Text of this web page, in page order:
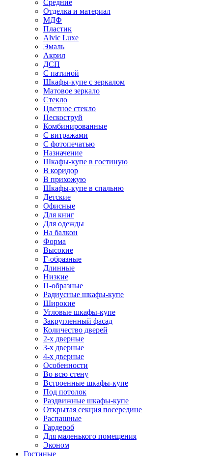
Средние
Отделка и материал
МДФ
Пластик
Alvic Luxe
Эмаль
Акрил
ДСП
С патиной
Шкафы-купе с зеркалом
Матовое зеркало
Стекло
Цветное стекло
Пескоструй
Комбинированные
С витражами
С фотопечатью
Назначение
Шкафы-купе в гостиную
В коридор
В прихожую
Шкафы-купе в спальню
Детские
Офисные
Для книг
Для одежды
На балкон
Форма
Высокие
Г-образные
Длинные
Низкие
П-образные
Радиусные шкафы-купе
Широкие
Угловые шкафы-купе
Закругленный фасад
Количество дверей
2-х дверные
3-х дверные
4-х дверные
Особенности
Во всю стену
Встроенные шкафы-купе
Под потолок
Раздвижные шкафы-купе
Открытая секция посередине
Распашные
Гардероб
Для маленького помещения
Эконом
Гостиные